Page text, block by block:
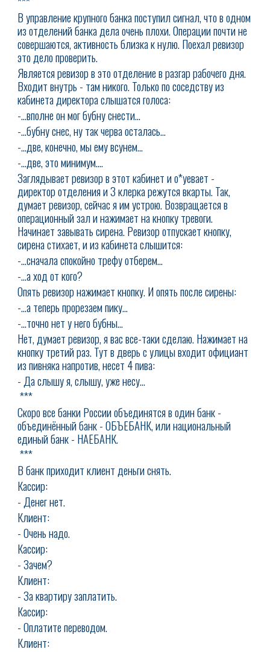
В управление крупного банка поступил сигнал, что в одном
из отделений банка дела очень плохи. Операции почти не
совершаются, активность близка к нулю. Поехал ревизор
это дело проверить.
Является ревизор в это отделение в разгар рабочего дня.
Входит внутрь - там никого. Только по соседству из
кабинета директора слышатся голоса:
-…вполне он мог бубну снести…
-…бубну снес, ну так черва осталась…
-…две, конечно, мы ему всунем…
-…две, это минимум….
Заглядывает ревизор в этот кабинет и о*уевает -
директор отделения и 3 клерка режутся вкарты. Так,
думает ревизор, сейчас я им устрою. Возвращается в
операционный зал и нажимает на кнопку тревоги.
Начинает завывать сирена. Ревизор отпускает кнопку,
сирена стихает, и из кабинета слышится:
-…сначала спокойно трефу отберем…
-…а ход от кого?
Опять ревизор нажимает кнопку. И опять после сирены:
-…а теперь прорезаем пику…
-…точно нет у него бубны…
Нет, думает ревизор, я вас все-таки сделаю. Нажимает на
кнопку третий раз. Тут в дверь с улицы входит официант
из пивняка напротив, несет 4 пива:
- Да слышу я, слышу, уже несу…
***
Скоро все банки России объединятся в один банк -
объединённый банк - ОБЪЕБАНК, или национальный
единый банк - НАЕБАНК.
***
В банк приходит клиент деньги снять.
Кассир:
- Денег нет.
Клиент:
- Очень надо.
Кассир:
- Зачем?
Клиент:
- За квартиру заплатить.
Кассир:
- Оплатите переводом.
Клиент: